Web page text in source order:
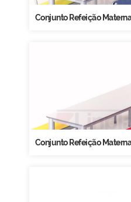
Conjunto Refeição
Conjunto Refeição